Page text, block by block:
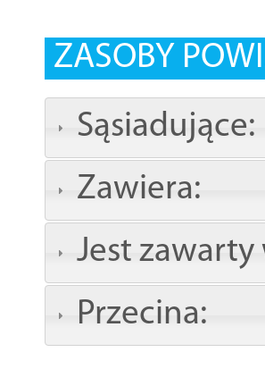
ZASOBY
Sąsiadujące:
Zawiera:
Jest zawarty
Przecina: